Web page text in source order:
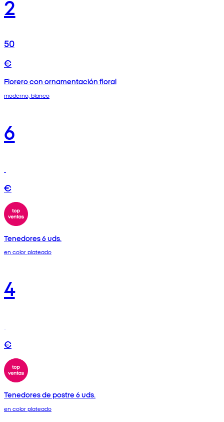
2
50
€
Florero con ornamentación floral
moderno, blanco
6
€
Tenedores 6 uds.
en color plateado
4
€
Tenedores de postre 6 uds.
en color plateado